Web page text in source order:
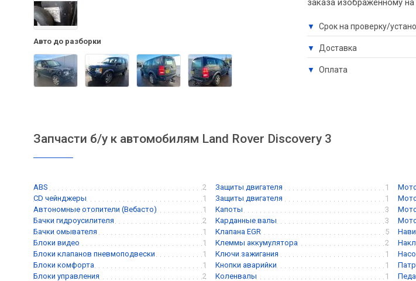
Авто до разборки
заказа изображенному
▼ Срок на проверку/
▼ Доставка
▼ Оплата
Запчасти б/у к автомобилям Land Rover Discovery 3
ABS
2
CD чейнджеры
1
Автономные отопители (Вебасто)
1
Бачки гидроусилителя
2
Бачки омывателя
1
Блоки видео
1
Блоки клапанов пневмоподвески
1
Блоки комфорта
1
Блоки управления
2
Защиты двигателя
1
Защиты двигателя
1
Капоты
3
Карданные валы
3
Клапана EGR
5
Клеммы аккумулятора
2
Ключи зажигания
1
Кнопки аварийки
1
Коленвалы
1